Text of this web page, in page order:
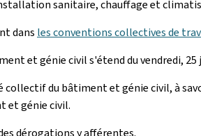
sanitaire, chauffage et
dans les conventions collectives de
et génie civil s'étend du vendredi,
du bâtiment et génie civil, à
et génie civil.
dérogations y afférentes.